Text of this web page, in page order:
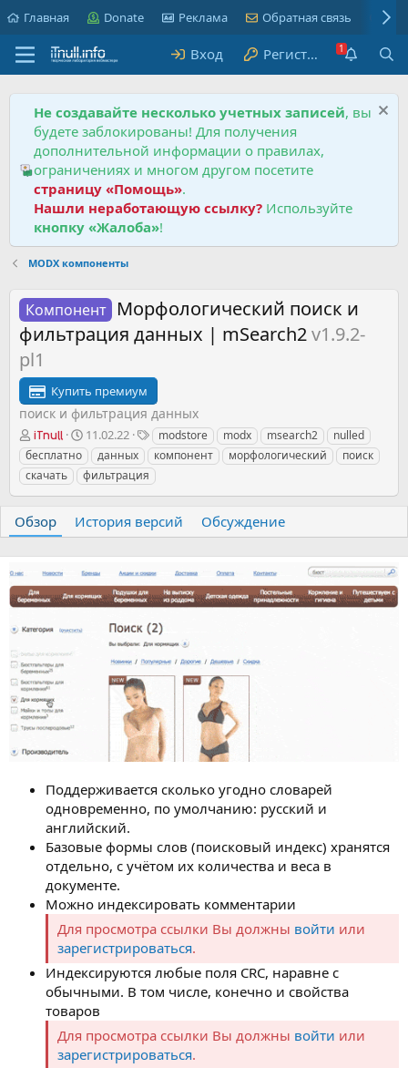
Главная Donate Реклама Обратная связь
Вход Регистрация
Не создавайте несколько учетных записей, вы
будете заблокированы! Для получения
дополнительной информации о правилах,
ограничениях и многом другом посетите
страницу «Помощь».
Нашли неработающую ссылку? Используйте
кнопку «Жалоба»!
MODX компоненты
Компонент
Морфологический поиск и
фильтрация данных | mSearch2v1.9.2-
pl1
Купить премиум
поиск и фильтрация данных
А
в
т
о
р
iTnull
Д
а
т
а
с
о
н
и
11.02.22
Т
е
г
и
modstore modx msearch2
nulled
бесплатно
данных компонент морфологический
поиск
скачать
фильтрация
Обзор История версий Обсуждение
Поддерживается сколько угодно словарей
одновременно, по умолчанию: русский и
английский.
Базовые формы слов (поисковый индекс) хранятся
отдельно, с учётом их количества и веса в
документе.
Можно индексировать комментарии
Для просмотра ссылки Вы должны войти или
зарегистрироваться.
Индексируются любые поля CRC, наравне с
обычными. В том числе, конечно и свойства
товаров
Для просмотра ссылки Вы должны войти или
зарегистрироваться.